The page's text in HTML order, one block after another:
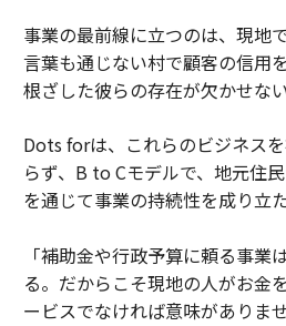
事業の最前線に立つのは、現地
言葉も通じない村で顧客の信用
根ざした彼らの存在が欠かせない
Dots forは、これらのビジネス
らず、B to Cモデルで、地元住
を通じて事業の持続性を成り立
「補助金や行政予算に頼る事業
る。だからこそ現地の人がお金
ービスでなければ意味がありま